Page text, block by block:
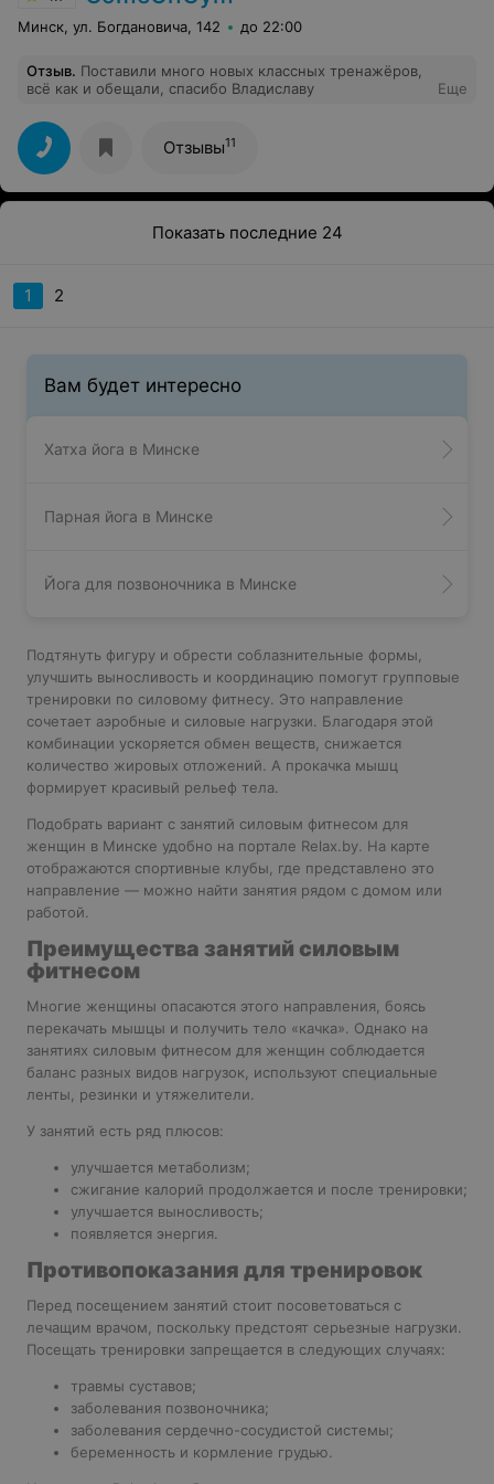
Минск, ул. Богдановича, 142 до 22:00
Отзыв. Поставили много новых классных тренажёров,
всё как и обещали, спасибо Владиславу
Еще
Отзывы11
Показать последние 24
1 2
Вам будет интересно
Хатха йога в Минске
Парная йога в Минске
Йога для позвоночника в Минске
Подтянуть фигуру и обрести соблазнительные формы,
улучшить выносливость и координацию помогут групповые
тренировки по силовому фитнесу. Это направление
сочетает аэробные и силовые нагрузки. Благодаря этой
комбинации ускоряется обмен веществ, снижается
количество жировых отложений. А прокачка мышц
формирует красивый рельеф тела.
Подобрать вариант с занятий силовым фитнесом для
женщин в Минске удобно на портале Relax.by. На карте
отображаются спортивные клубы, где представлено это
направление — можно найти занятия рядом с домом или
работой.
Преимущества занятий силовым
фитнесом
Многие женщины опасаются этого направления, боясь
перекачать мышцы и получить тело «качка». Однако на
занятиях силовым фитнесом для женщин соблюдается
баланс разных видов нагрузок, используют специальные
ленты, резинки и утяжелители.
У занятий есть ряд плюсов:
улучшается метаболизм;
сжигание калорий продолжается и после тренировки;
улучшается выносливость;
появляется энергия.
Противопоказания для тренировок
Перед посещением занятий стоит посоветоваться с
лечащим врачом, поскольку предстоят серьезные нагрузки.
Посещать тренировки запрещается в следующих случаях:
травмы суставов;
заболевания позвоночника;
заболевания сердечно-сосудистой системы;
беременность и кормление грудью.